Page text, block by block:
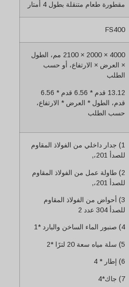
مقطورة طعام متنقلة بطول 4 أمتار
FS400
4000 × 2000 × 2100 مم، الطول
× العرض × الارتفاع، أو حسب
الطلب
13.12 قدم * 6.56 قدم * 6.56
قدم، الطول * العرض * الارتفاع،
حسب الطلب
1) جدار داخلي من الفولاذ المقاوم
للصدأ 201،,
2) طاولة عمل من الفولاذ المقاوم
للصدأ 201،,
3) أحواض من الفولاذ المقاوم
للصدأ 304 عدد 2